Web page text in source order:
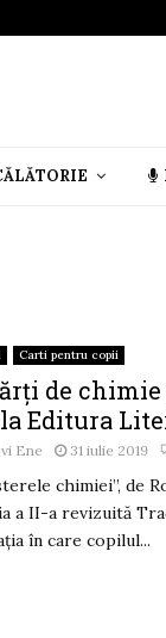
Carti pentru copii
de
Editura
Ene 31 iulie 2019
chimiei”, de
a II-a revizuită
în care copilul...